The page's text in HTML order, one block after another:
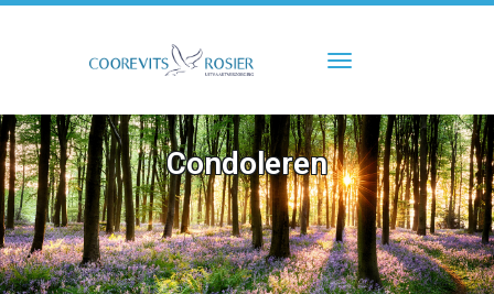
Toggle
Condoleren